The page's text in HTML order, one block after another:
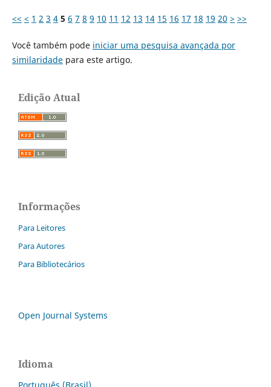
<< < 1 2 3 4 5 6 7 8 9 10 11 12 13 14 15 16 17 18 19 20 > >>
Você também pode iniciar uma pesquisa avançada por
similaridadepara este artigo.
Edição Atual
Informações
Para Leitores
Para Autores
Para Bibliotecários
Open Journal Systems
Idioma